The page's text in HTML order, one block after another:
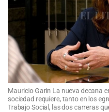
Mauricio Garín La nueva decana
sociedad requiere, tanto en los
Trabajo Social, las dos carreras